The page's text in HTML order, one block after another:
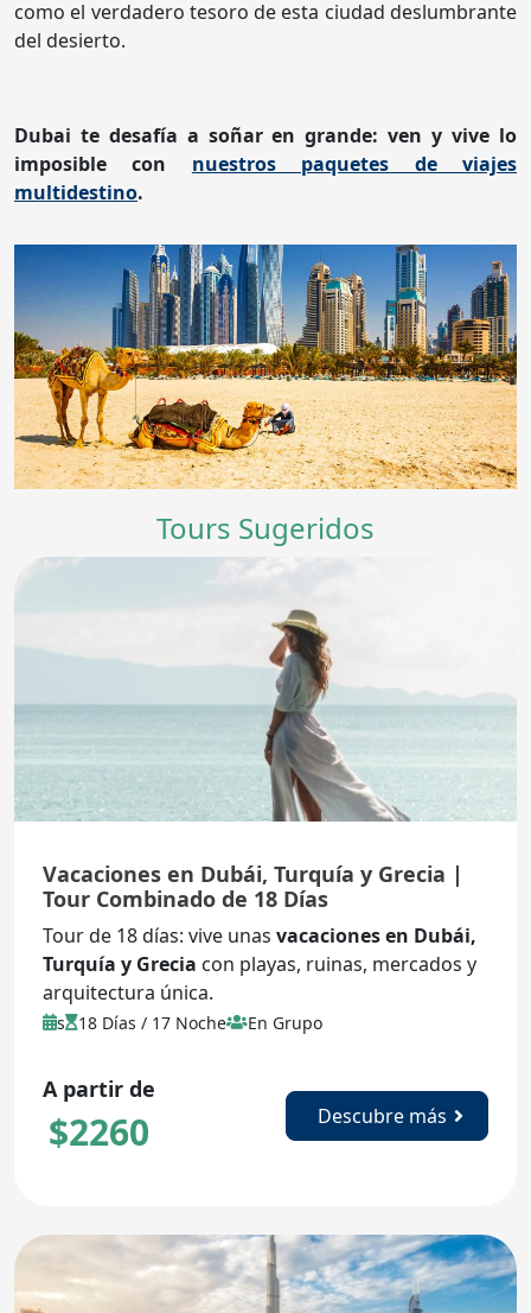
como el verdadero tesoro de esta ciudad deslumbrante
del desierto.
Dubai te desafía a soñar en grande: ven y vive lo
imposible con nuestros paquetes de viajes
multidestino.
Tours Sugeridos
Vacaciones en Dubái, Turquía y Grecia |
Tour Combinado de 18 Días
Tour de 18 días: vive unas vacaciones en Dubái,
Turquía y Grecia con playas, ruinas, mercados y
arquitectura única.
s 18 Días / 17 Noche En Grupo
A partir de
$2260 Descubre más